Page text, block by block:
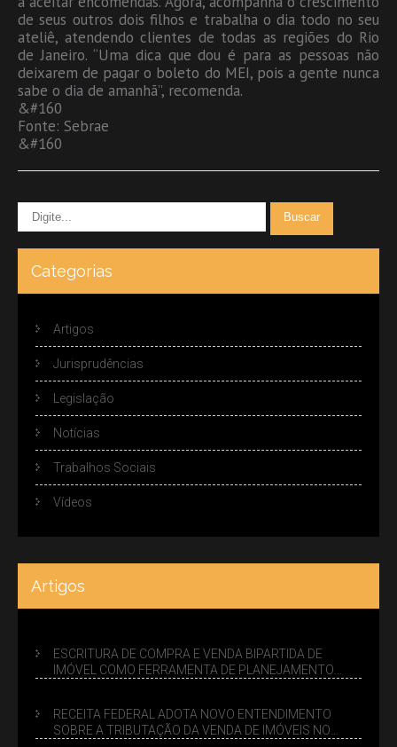
de seus outros dois filhos e trabalha o dia todo no seu
ateliê, atendendo clientes de todas as regiões do Rio
de Janeiro. “Uma dica que dou é para as pessoas não
deixarem de pagar o boleto do MEI, pois a gente nunca
sabe o dia de amanhã”, recomenda.
&#160
Fonte: Sebrae
&#160
Categorias
Artigos
Jurisprudências
Legislação
Notícias
Trabalhos Sociais
Vídeos
Artigos
ESCRITURA DE COMPRA E VENDA BIPARTIDA DE
IMÓVEL COMO FERRAMENTA DE PLANEJAMENTO
RECEITA FEDERAL ADOTA NOVO ENTENDIMENTO
SOBRE A TRIBUTAÇÃO DA VENDA DE IMÓVEIS NO